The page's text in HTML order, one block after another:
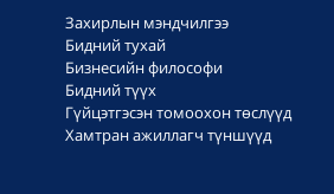
Захирлын мэндчилгээ
Бидний тухай
Бизнесийн философи
Бидний түүх
Гүйцэтгэсэн томоохон төслүүд
Хамтран ажиллагч түншүүд